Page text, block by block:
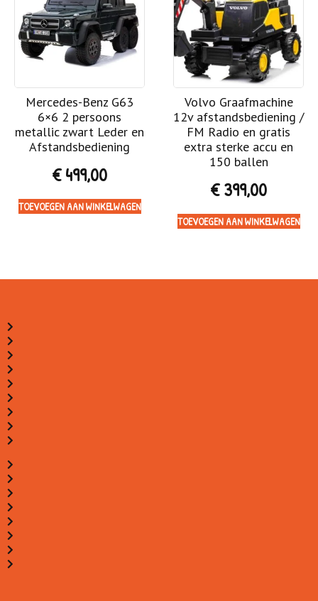
Mercedes-Benz G63
6×6 2 persoons
metallic zwart Leder en
Afstandsbediening
€499,00
TOEVOEGEN AAN WINKELWAGEN
Volvo Graafmachine
12v afstandsbediening /
FM Radio en gratis
extra sterke accu en
150 ballen
€399,00
TOEVOEGEN AAN WINKELWAGEN